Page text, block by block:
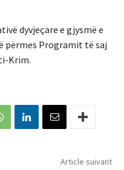
dyvjeçare e gjysmë e
përmes Programit të saj
Krim.
Article suivant